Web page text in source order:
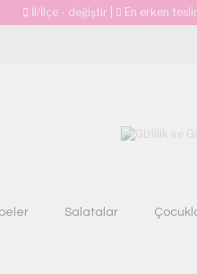
İl/İlçe - değiştir En erken
Salatalar